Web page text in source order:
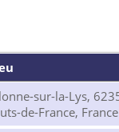
sur-la-Lys,
de-France, France